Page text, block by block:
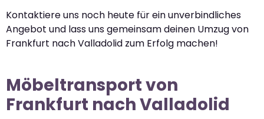
Kontaktiere uns noch heute für ein unverbindliches
Angebot und lass uns gemeinsam deinen Umzug von
Frankfurt nach Valladolid zum Erfolg machen!
Möbeltransport von
Frankfurt nach Valladolid